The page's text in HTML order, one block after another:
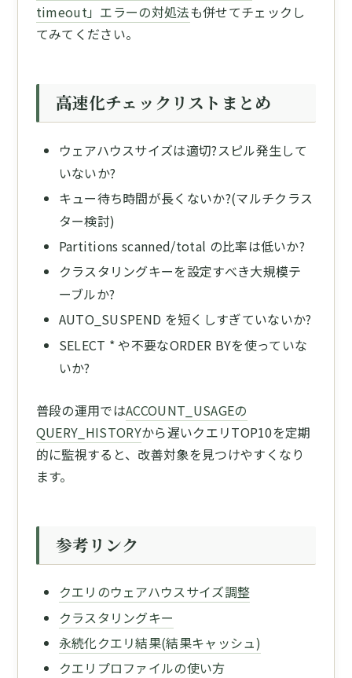
timeout」エラーの対処法も併せてチェックし
てみてください。
高速化チェックリストまとめ
ウェアハウスサイズは適切?スピル発生して
いないか?
キュー待ち時間が長くないか?(マルチクラス
ター検討)
Partitions scanned/total の比率は低いか?
クラスタリングキーを設定すべき大規模テ
ーブルか?
AUTO_SUSPEND を短くしすぎていないか?
SELECT * や不要なORDER BYを使っていな
いか?
普段の運用ではACCOUNT_USAGEの
QUERY_HISTORYから遅いクエリTOP10を定期
的に監視すると、改善対象を見つけやすくなり
ます。
参考リンク
クエリのウェアハウスサイズ調整
クラスタリングキー
永続化クエリ結果(結果キャッシュ)
クエリプロファイルの使い方